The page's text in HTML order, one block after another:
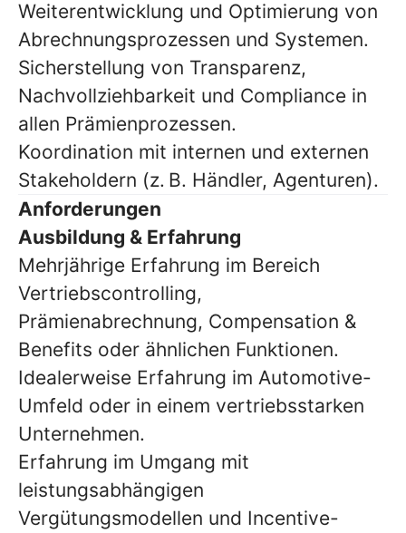
Weiterentwicklung und Optimierung von
Abrechnungsprozessen und Systemen.
Sicherstellung von Transparenz,
Nachvollziehbarkeit und Compliance in
allen Prämienprozessen.
Koordination mit internen und externen
Stakeholdern (z. B. Händler, Agenturen).
Anforderungen
Ausbildung & Erfahrung
Mehrjährige Erfahrung im Bereich
Vertriebscontrolling,
Prämienabrechnung, Compensation &
Benefits oder ähnlichen Funktionen.
Idealerweise Erfahrung im Automotive-
Umfeld oder in einem vertriebsstarken
Unternehmen.
Erfahrung im Umgang mit
leistungsabhängigen
Vergütungsmodellen und Incentive-